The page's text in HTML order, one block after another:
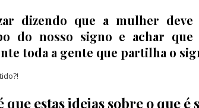
dizendo que a mulher
do nosso signo e achar que
toda a gente que partilha o
que estas ideias sobre o que